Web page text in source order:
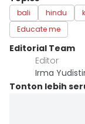
bali hindu
Educate me
Editorial Team
Editor
Irma
Tonton lebih